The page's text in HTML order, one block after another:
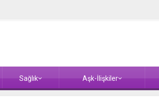
Sağlık Aşk-İlişkiler